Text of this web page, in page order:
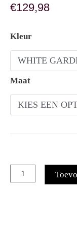
€129,98
Kleur
Maat
K-way Le vrai